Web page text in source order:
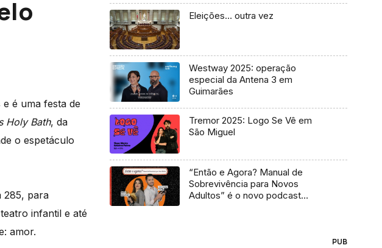
é uma festa de
Holy Bath, da
o espetáculo
285, para
infantil e até
amor.
Eleições… outra vez
Westway 2025: operação
especial da Antena 3 em
Guimarães
Tremor 2025: Logo Se Vê em
São Miguel
“Então e Agora? Manual de
Sobrevivência para Novos
Adultos” é o novo podcast
PUB